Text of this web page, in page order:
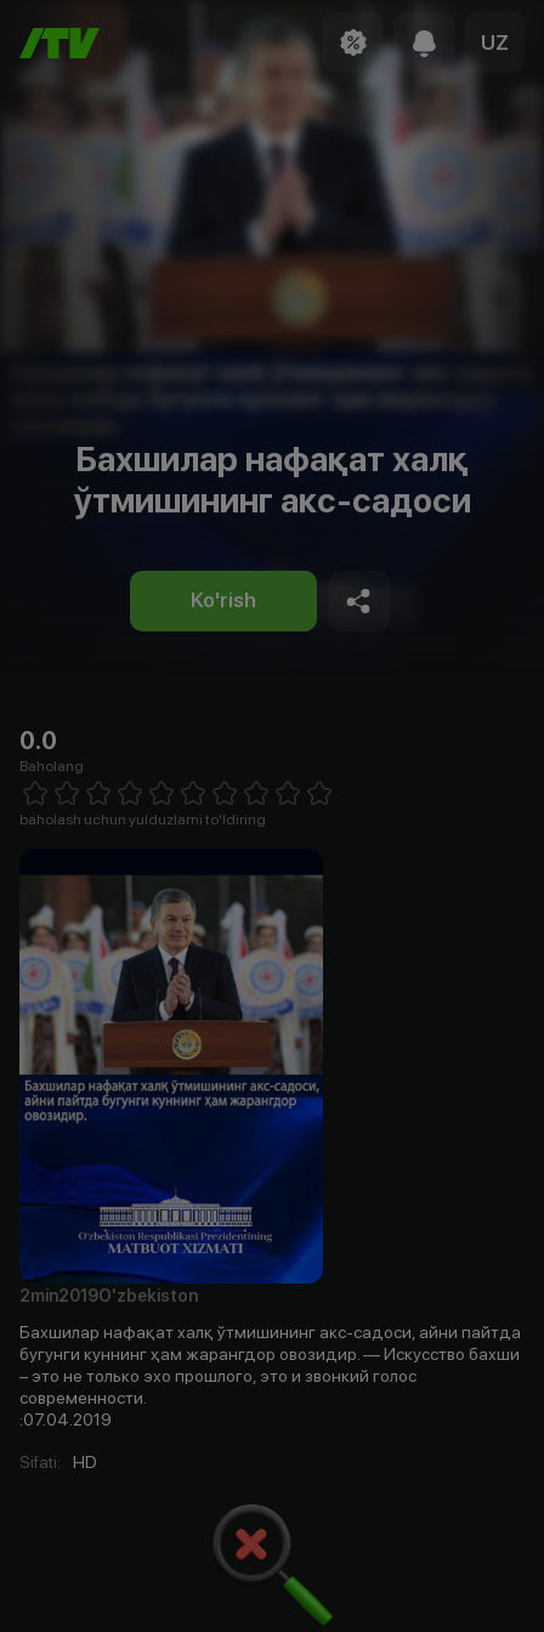
UZ
Бахшилар нафақат халқ
ўтмишининг акс-садоси
Ko'rish
0.0
Baholang
1 Star 2 Stars 3 Stars 4 Stars5 Stars 6 Stars7 Stars8 Stars
baholash uchun yulduzlarni to'ldiring
2min2019O'zbekiston
Бахшилар нафақат халқ ўтмишининг акс-садоси, айни пайтда
бугунги куннинг ҳам жарангдор овозидир. — Искусство бахши
– это не только эхо прошлого, это и звонкий голос
современности.
:07.04.2019
Sifati: HD